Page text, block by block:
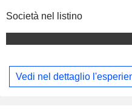
Società nel listino
Vedi nel dettaglio